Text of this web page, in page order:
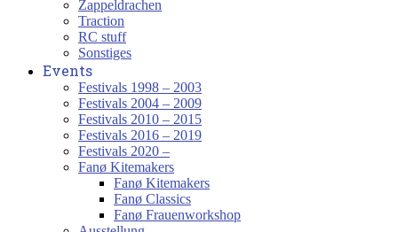
Zappeldrachen
Traction
RC stuff
Sonstiges
Events
Festivals 1998 – 2003
Festivals 2004 – 2009
Festivals 2010 – 2015
Festivals 2016 – 2019
Festivals 2020 –
Fanø Kitemakers
Fanø Kitemakers
Fanø Classics
Fanø Frauenworkshop